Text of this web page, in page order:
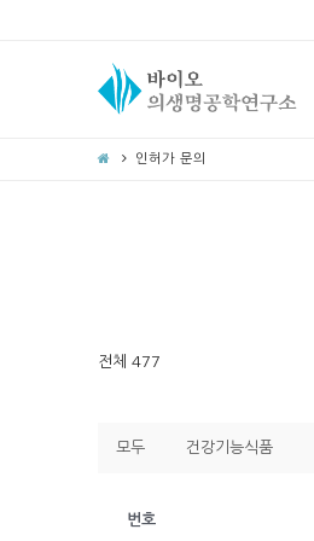
인허가 문의
전체 477
모두 건강기능식품
번호